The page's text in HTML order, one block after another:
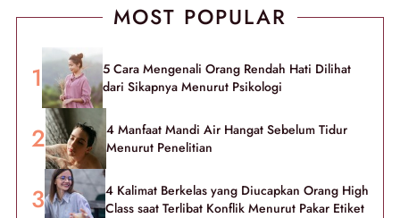
MOST POPULAR
5 Cara Mengenali Orang Rendah Hati Dilihat
dari Sikapnya Menurut Psikologi
4 Manfaat Mandi Air Hangat Sebelum Tidur
Menurut Penelitian
4 Kalimat Berkelas yang Diucapkan Orang High
Class saat Terlibat Konflik Menurut Pakar Etiket